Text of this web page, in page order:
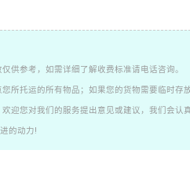
供参考，如需详细了解收费标准请电话咨询。
所托运的所有物品；如果您的货物需要临时存
迎您对我们的服务提出意见或建议，我们会
的动力!